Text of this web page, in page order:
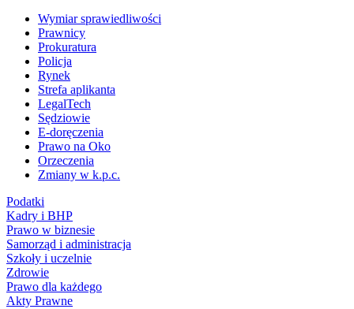
Wymiar sprawiedliwości
Prawnicy
Prokuratura
Policja
Rynek
Strefa aplikanta
LegalTech
Sędziowie
E-doręczenia
Prawo na Oko
Orzeczenia
Zmiany w k.p.c.
Podatki
Kadry i BHP
Prawo w biznesie
Samorząd i administracja
Szkoły i uczelnie
Zdrowie
Prawo dla każdego
Akty Prawne